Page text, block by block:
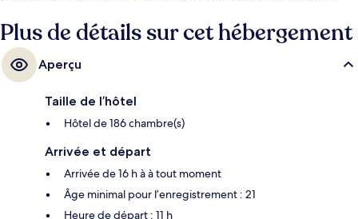
seulement 5 minutes en voiture. Les autres voyageurs adorent la piscine
et le personnel serviable.
Plus de détails sur cet hébergement
Aperçu
Taille de l’hôtel
Hôtel de 186 chambre(s)
Arrivée et départ
Arrivée de 16 h à à tout moment
Âge minimal pour l’enregistrement : 21
Heure de départ : 11 h